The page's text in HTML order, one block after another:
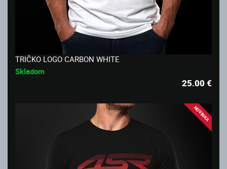
TRIČKO LOGO CARBON WHITE
Skladom
25.00€
NOVINKA